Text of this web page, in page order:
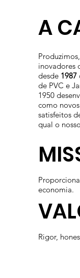
Rigor,
economia.
A
inovadores
desde 1987
de PVC e
1950
como
satisfeitos
qual o